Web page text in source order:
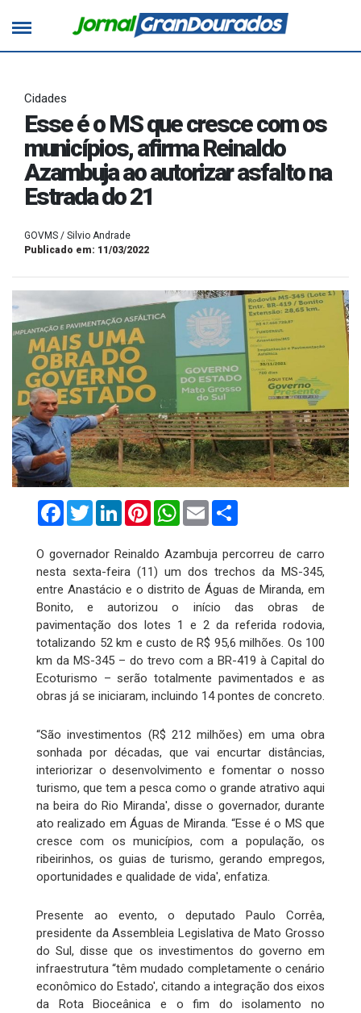
Cidades
Esse é o MS que cresce com os
municípios, afirma Reinaldo
Azambuja ao autorizar asfalto na
Estrada do 21
GOVMS / Silvio Andrade
Publicado em: 11/03/2022
FacebookTwitterLinkedInPinterestWhatsApp
Email
O governador Reinaldo Azambuja percorreu de carro
nesta sexta-feira (11) um dos trechos da MS-345,
entre Anastácio e o distrito de Águas de Miranda, em
Bonito, e autorizou o início das obras de
pavimentação dos lotes 1 e 2 da referida rodovia,
totalizando 52 km e custo de R$ 95,6 milhões. Os 100
km da MS-345 – do trevo com a BR-419 à Capital do
Ecoturismo – serão totalmente pavimentados e as
obras já se iniciaram, incluindo 14 pontes de concreto.
“São investimentos (R$ 212 milhões) em uma obra
sonhada por décadas, que vai encurtar distâncias,
interiorizar o desenvolvimento e fomentar o nosso
turismo, que tem a pesca como o grande atrativo aqui
na beira do Rio Miranda', disse o governador, durante
ato realizado em Águas de Miranda. “Esse é o MS que
cresce com os municípios, com a população, os
ribeirinhos, os guias de turismo, gerando empregos,
oportunidades e qualidade de vida', enfatiza.
Presente ao evento, o deputado Paulo Corrêa,
presidente da Assembleia Legislativa de Mato Grosso
do Sul, disse que os investimentos do governo em
infraestrutura “têm mudado completamente o cenário
econômico do Estado', citando a integração dos eixos
da Rota Bioceânica e o fim do isolamento no